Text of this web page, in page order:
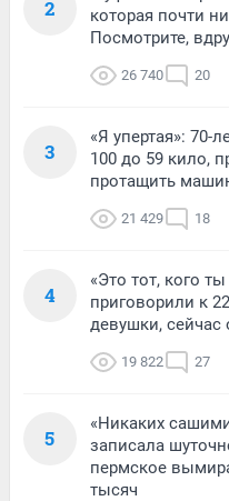
2
которая почти
Посмотрите,
26 740 20
3
«Я упертая»: 70-
100 до 59 кило,
протащить
21 429 18
4
«Это тот, кого
приговорили к
девушки, сейчас
19 822 27
5
«Никаких
записала
пермское
тысяч